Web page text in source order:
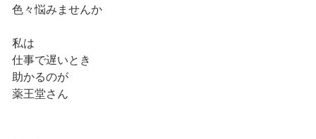
色々悩みませんか
私は
仕事で遅いとき
助かるのが
薬王堂さん